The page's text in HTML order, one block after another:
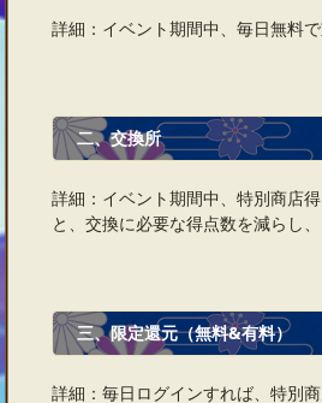
詳細：イベント期間中、毎日無料
二、交換所
詳細：イベント期間中、特別商店
と、交換に必要な得点数を減らし
三、限定還元（無料&有料）
詳細：毎日ログインすれば、特別